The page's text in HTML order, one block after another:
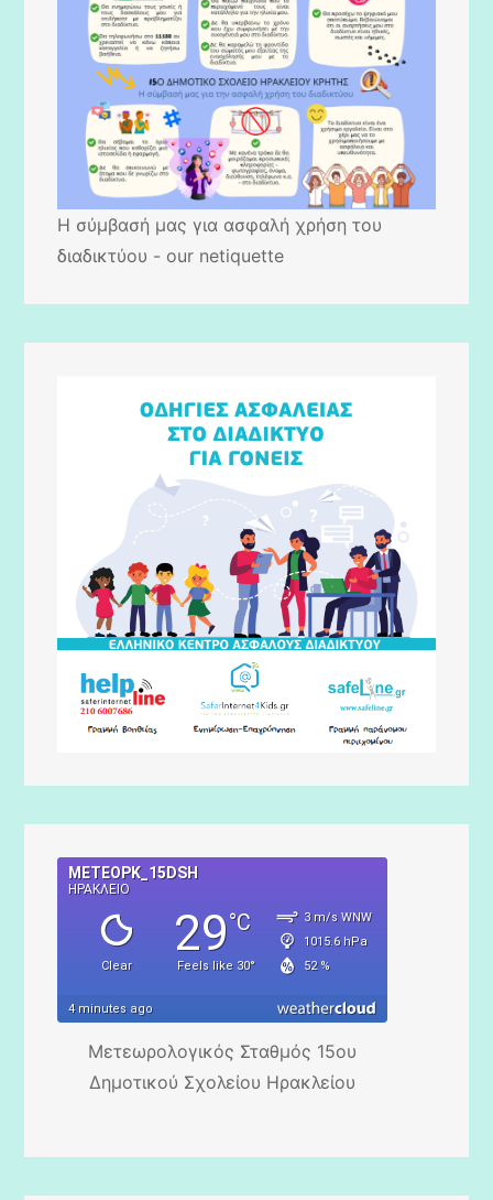
Η σύμβασή μας για ασφαλή χρήση του
διαδικτύου - our netiquette
Μετεωρολογικός Σταθμός 15ου
Δημοτικού Σχολείου Ηρακλείου